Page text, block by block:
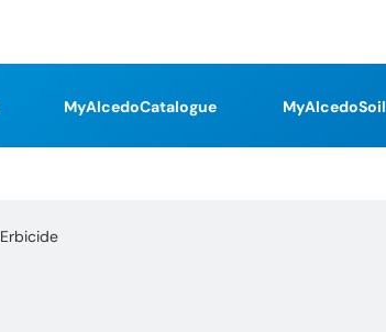
MyAlcedoCatalogue MyAlcedoSoil
Erbicide